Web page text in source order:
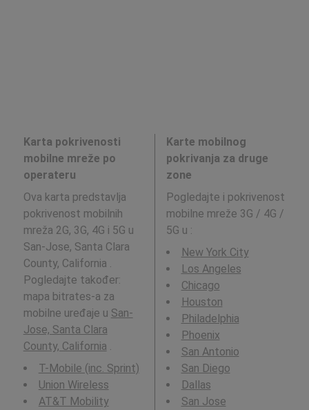
Karta pokrivenosti
mobilne mreže po
operateru
Ova karta predstavlja
pokrivenost mobilnih
mreža 2G, 3G, 4G i 5G u
San-Jose, Santa Clara
County, California .
Pogledajte također:
mapa bitrates-a za
mobilne uređaje u San-
Jose, Santa Clara
County, California
T-Mobile (inc. Sprint)
Union Wireless
AT&T Mobility
Karte mobilnog
pokrivanja za druge
zone
Pogledajte i pokrivenost
mobilne mreže 3G / 4G /
5G u :
New York City
Los Angeles
Chicago
Houston
Philadelphia
Phoenix
San Antonio
San Diego
Dallas
San Jose